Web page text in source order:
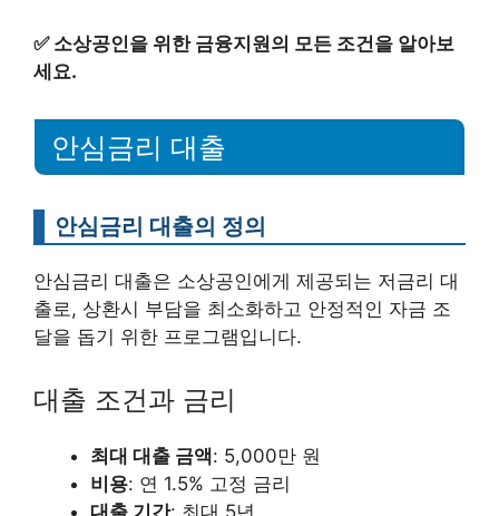
✅ 소상공인을 위한 금융지원의 모든 조건을 알아보
세요.
안심금리 대출
안심금리 대출의 정의
안심금리 대출은 소상공인에게 제공되는 저금리 대
출로, 상환시 부담을 최소화하고 안정적인 자금 조
달을 돕기 위한 프로그램입니다.
대출 조건과 금리
최대 대출 금액: 5,000만 원
비용: 연 1.5% 고정 금리
대출 기간: 최대 5년